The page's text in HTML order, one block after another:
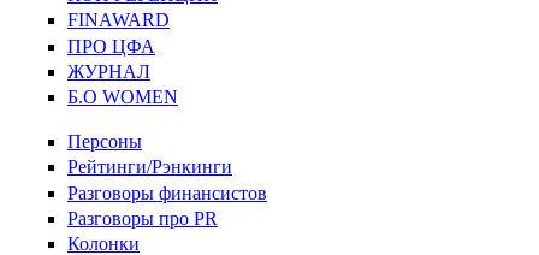
FINAWARD
ПРО ЦФА
ЖУРНАЛ
Б.О WOMEN
Персоны
Рейтинги/Рэнкинги
Разговоры финансистов
Разговоры про PR
Колонки